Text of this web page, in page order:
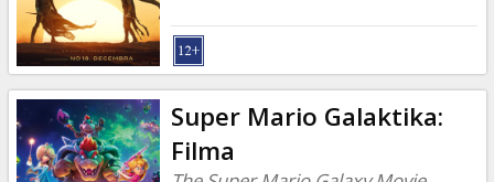
Uzkodas
B2B
Kino
Super Mario Galaktika:
Filma